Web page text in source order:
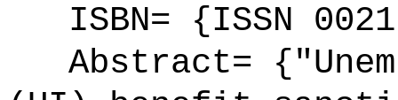
ISBN= {ISSN
Abstract=